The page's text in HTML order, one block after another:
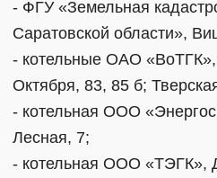
- ФГУ «Земельная
Саратовской области»,
- котельные ОАО «ВоТГК»,
Октября, 83, 85 б;
- котельная ООО
Лесная, 7;
- котельная ООО «ТЭГК»,